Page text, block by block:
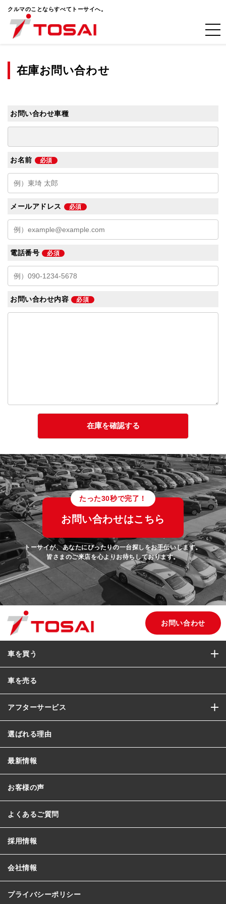
クルマのことならすべてトーサイへ。
在庫お問い合わせ
お問い合わせ車種
お名前 必須
メールアドレス 必須
電話番号 必須
お問い合わせ内容 必須
たった30秒で完了！
お問い合わせはこちら
トーサイが、あなたにぴったりの一台探しをお手伝いします。
皆さまのご来店を心よりお待ちしております。
お問い合わせ
車を買う
車を売る
アフターサービス
選ばれる理由
最新情報
お客様の声
よくあるご質問
採用情報
会社情報
プライバシーポリシー